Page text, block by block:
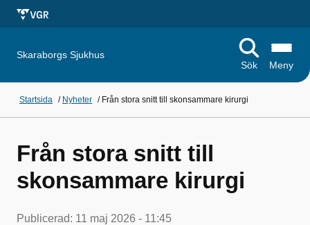
Skaraborgs Sjukhus
Sök
Meny
Startsida / Nyheter / Från stora snitt till skonsammare kirurgi
Från stora snitt till
skonsammare kirurgi
Publicerad: 11 maj 2026 - 11:45